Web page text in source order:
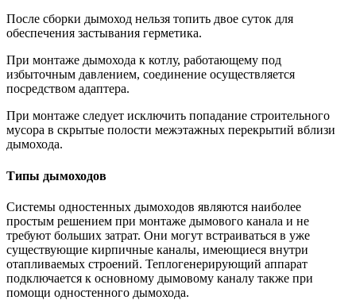
После сборки дымоход нельзя топить двое суток для
обеспечения застывания герметика.
При монтаже дымохода к котлу, работающему под
избыточным давлением, соединение осуществляется
посредством адаптера.
При монтаже следует исключить попадание строительного
мусора в скрытые полости межэтажных перекрытий вблизи
дымохода.
Типы дымоходов
Системы одностенных дымоходов являются наиболее
простым решением при монтаже дымового канала и не
требуют больших затрат. Они могут встраиваться в уже
существующие кирпичные каналы, имеющиеся внутри
отапливаемых строений. Теплогенерирующий аппарат
подключается к основному дымовому каналу также при
помощи одностенного дымохода.